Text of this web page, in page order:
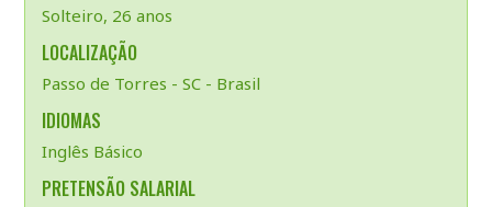
Solteiro, 26 anos
LOCALIZAÇÃO
Passo de Torres - SC - Brasil
IDIOMAS
Inglês Básico
PRETENSÃO SALARIAL